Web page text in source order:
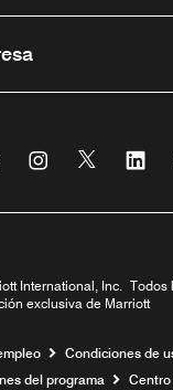
Facebook
una ventana
Instagram
Abre una
Twitter
Abre una
International, Inc. Todos
exclusiva de Marriott
Abre una
Condiciones de
del programa